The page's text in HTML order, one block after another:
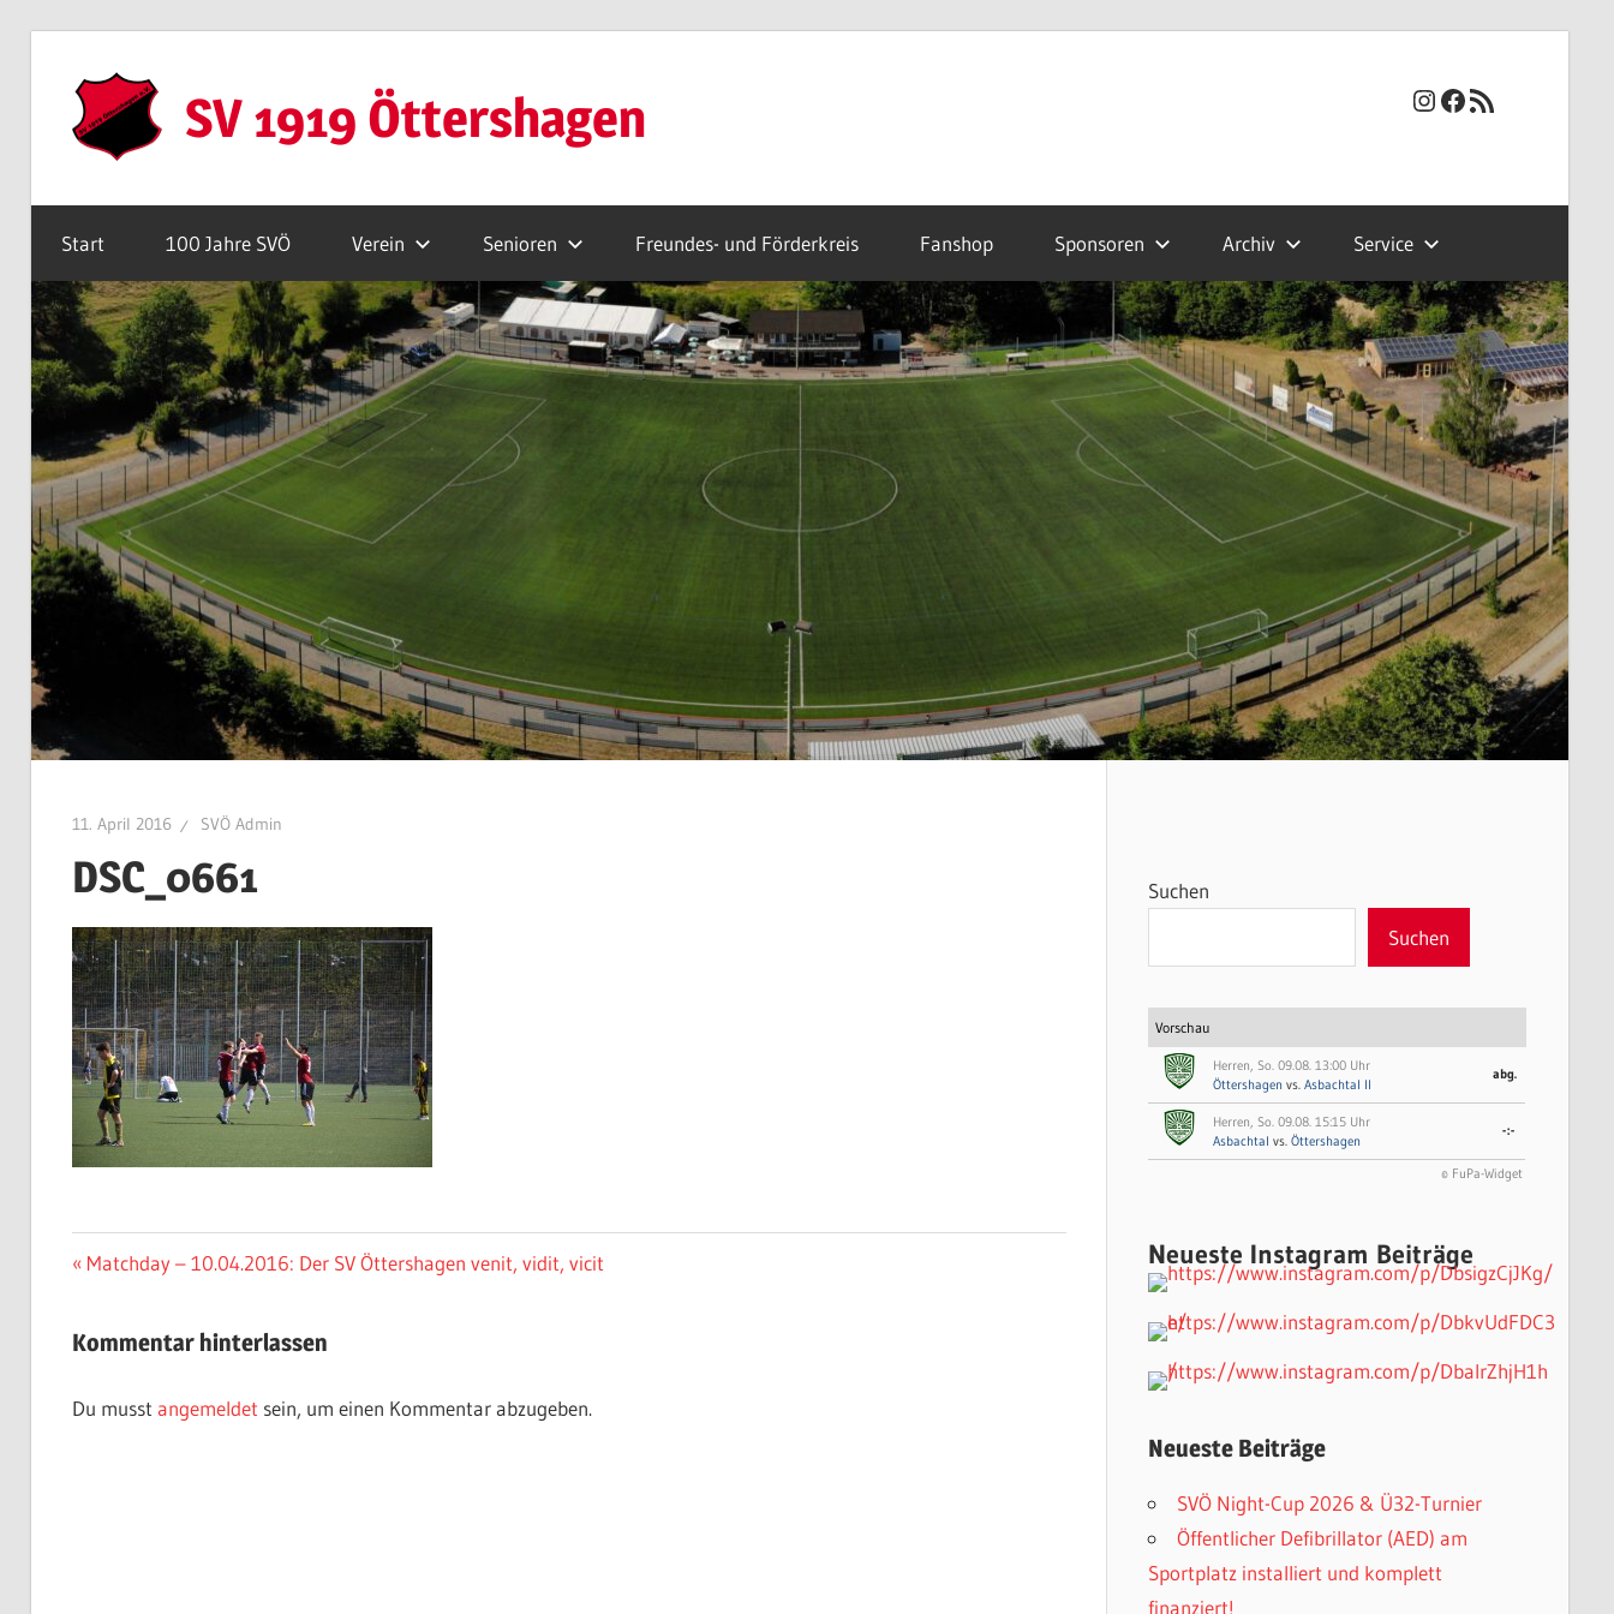
Inhalt
springen
SV 1919 Öttershagen Instagram
Facebook
RSS-Feed
Start 100 Jahre SVÖ Verein Senioren Freundes- und Förderkreis Fanshop Sponsoren Archiv Service
11. April 2016 SVÖ Admin
DSC_0661
Beitragsnavigation
Vorheriger
Matchday – 10.04.2016: Der SV Öttershagen venit, vidit, vicit
Kommentar hinterlassen
Du musst angemeldet sein, um einen Kommentar abzugeben.
Suchen
Suchen
Vorschau
Herren, So. 09.08. 13:00 Uhr
Öttershagen vs. Asbachtal II
abg.
Herren, So. 09.08. 15:15 Uhr
Asbachtal vs. Öttershagen
-:-
© FuPa-Widget
Neueste Instagram Beiträge
Neueste Beiträge
SVÖ Night-Cup 2026 & Ü32-Turnier
Öffentlicher Defibrillator (AED) am
Sportplatz installiert und komplett
finanziert!